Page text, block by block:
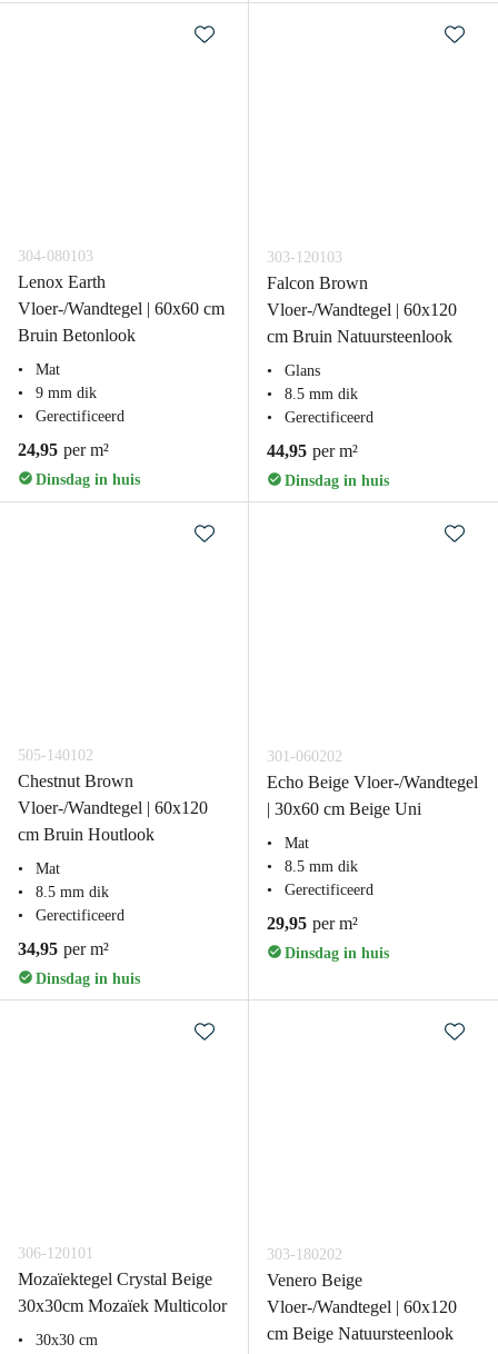
304-080103
Lenox Earth
Vloer-/Wandtegel | 60x60 cm
Bruin Betonlook
Mat
9 mm dik
Gerectificeerd
24,95 per m²
Dinsdag in huis
303-120103
Falcon Brown
Vloer-/Wandtegel | 60x120
cm Bruin Natuursteenlook
Glans
8.5 mm dik
Gerectificeerd
44,95 per m²
Dinsdag in huis
505-140102
Chestnut Brown
Vloer-/Wandtegel | 60x120
cm Bruin Houtlook
Mat
8.5 mm dik
Gerectificeerd
34,95 per m²
Dinsdag in huis
301-060202
Echo Beige Vloer-/Wandtegel
| 30x60 cm Beige Uni
Mat
8.5 mm dik
Gerectificeerd
29,95 per m²
Dinsdag in huis
306-120101
Mozaïektegel Crystal Beige
30x30cm Mozaïek Multicolor
30x30 cm
303-180202
Venero Beige
Vloer-/Wandtegel | 60x120
cm Beige Natuursteenlook